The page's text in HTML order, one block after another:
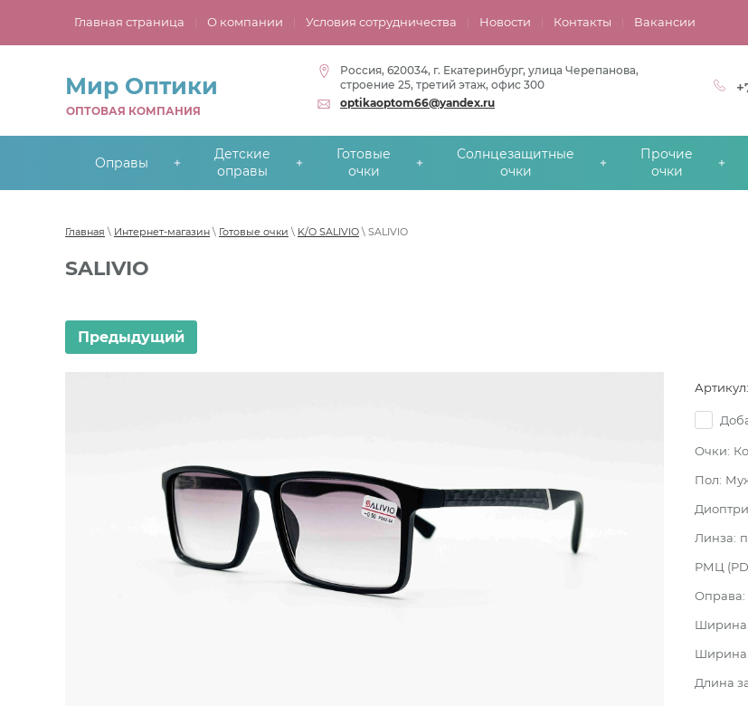
Главная страница О компании Условия сотрудничества Новости Контакты Вакансии
Мир Оптики
ОПТОВАЯ КОМПАНИЯ
Россия, 620034, г. Екатеринбург, улица Черепанова,
строение 25, третий этаж, офис 300
optikaoptom66@yandex.ru
Оправы
Детские
оправы
Готовые
очки
Солнцезащитные
очки
Прочие
очки
Главная \ Интернет-магазин \ Готовые очки \ K/O SALIVIO \ SALIVIO
SALIVIO
Предыдущий
Артикул:
Очки:
Пол:
Линза:
РМЦ
Оправа:
Ширина
Ширина
Длина